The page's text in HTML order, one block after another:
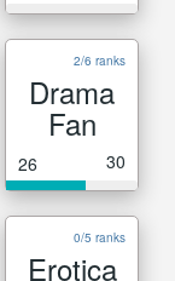
2/6 ranks
Drama
Fan
26 30
0/5 ranks
Erotica